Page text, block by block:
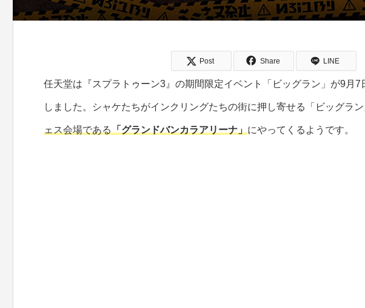
Post Share LINE
任天堂は『スプラトゥーン3』の期間限定イベント「ビッグラン」が9月7
しました。シャケたちがインクリングたちの街に押し寄せる「ビッグラ
ェス会場である 「グランドバンカラアリーナ」 にやってくるようです。